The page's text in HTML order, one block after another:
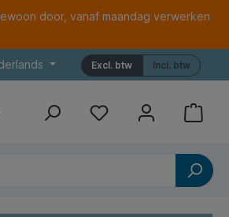
door, vanaf maandag verwerken
Incl. btw
Excl. btw
Print Referenties